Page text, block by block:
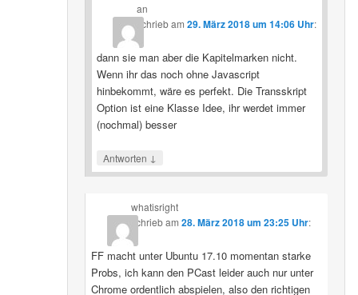
an
schriebam29. März 2018 um 14:06 Uhr:
dann sie man aber die Kapitelmarken nicht.
Wenn ihr das noch ohne Javascript
hinbekommt, wäre es perfekt. Die Transskript
Option ist eine Klasse Idee, ihr werdet immer
(nochmal) besser
Antworten ↓
whatisright
schriebam 28. März 2018 um 23:25 Uhr:
FF macht unter Ubuntu 17.10 momentan starke
Probs, ich kann den PCast leider auch nur unter
Chrome ordentlich abspielen, also den richtigen